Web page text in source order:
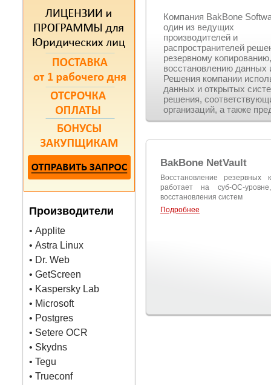
Производители
• Applite
• Astra Linux
• Dr. Web
• GetScreen
• Kaspersky Lab
• Microsoft
• Postgres
• Setere OCR
• Skydns
• Tegu
• Trueconf
Компания BakBone
один из ведущих
производителей и
распространителей
резервному копированию,
восстановлению
Решения компании
данных и открытых
решения,
организаций, а также
BakBone NetVault
Восстановление
работает на суб-ОС-
восстановления систем
Подробнее